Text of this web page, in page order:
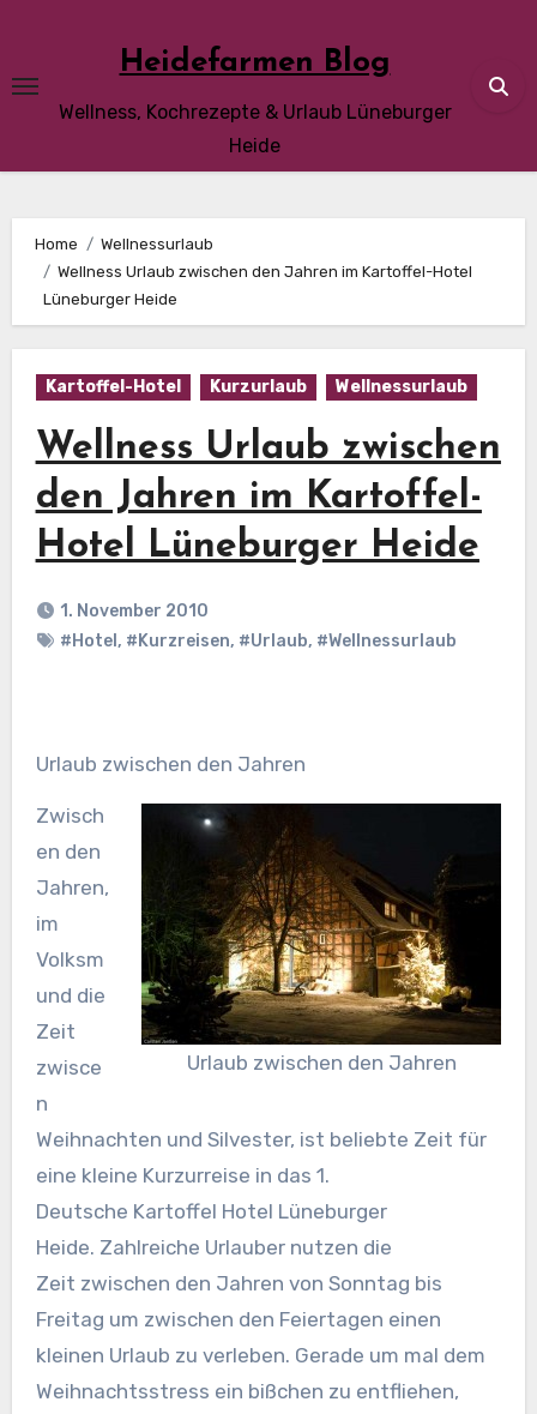
content
Heidefarmen Blog
Wellness, Kochrezepte & Urlaub Lüneburger
Heide
Home
Wellnessurlaub
Wellness Urlaub zwischen den Jahren im Kartoffel-Hotel
Lüneburger Heide
Kartoffel-Hotel Kurzurlaub Wellnessurlaub
Wellness Urlaub zwischen
den Jahren im Kartoffel-
Hotel Lüneburger Heide
1. November 2010
#Hotel , #Kurzreisen, #Urlaub, #Wellnessurlaub
Urlaub zwischen den Jahren
Urlaub zwischen den Jahren
Zwisch
en den
Jahren,
im
Volksm
und die
Zeit
zwisce
n
Weihnachten und Silvester, ist beliebte Zeit für
eine kleine Kurzurreise in das 1.
Deutsche Kartoffel Hotel Lüneburger
Heide. Zahlreiche Urlauber nutzen die
Zeit zwischen den Jahren von Sonntag bis
Freitag um zwischen den Feiertagen einen
kleinen Urlaub zu verleben. Gerade um mal dem
Weihnachtsstress ein bißchen zu entfliehen,